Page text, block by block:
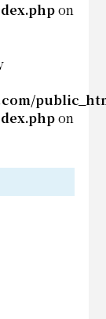
on
on